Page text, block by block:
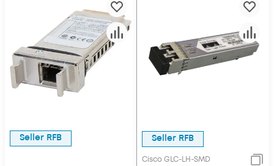
Seller RFB Seller RFB
Cisco GLC-LH-SMD